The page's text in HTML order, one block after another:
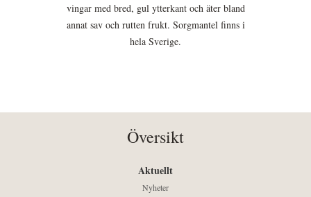
vingar med bred, gul ytterkant och äter bland
annat sav och rutten frukt. Sorgmantel finns i
hela Sverige.
Översikt
Aktuellt
Nyheter